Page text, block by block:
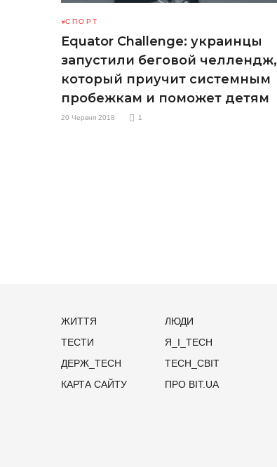
СПОРТ
Equator Challenge: украинцы
запустили беговой челлендж,
который приучит системным
пробежкам и поможет детям
20 Червня 2018 1
ЖИТТЯ
ЛЮДИ
ТЕСТИ
Я_І_TECH
ДЕРЖ_TECH
TECH_СВІТ
КАРТА САЙТУ
ПРО BIT.UA